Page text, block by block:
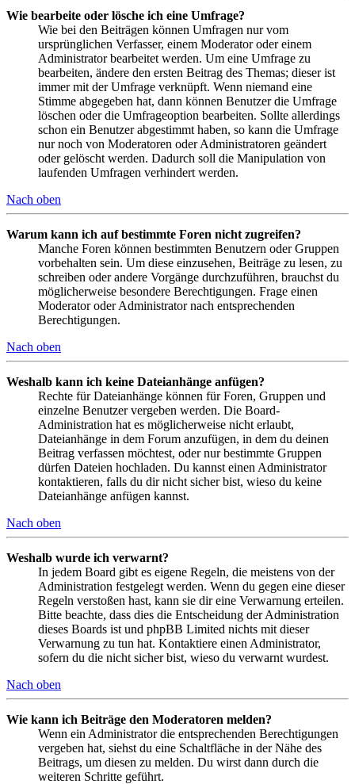
Wie bearbeite oder lösche ich eine Umfrage?
Wie bei den Beiträgen können Umfragen nur vom
ursprünglichen Verfasser, einem Moderator oder einem
Administrator bearbeitet werden. Um eine Umfrage zu
bearbeiten, ändere den ersten Beitrag des Themas; dieser ist
immer mit der Umfrage verknüpft. Wenn niemand eine
Stimme abgegeben hat, dann können Benutzer die Umfrage
löschen oder die Umfrageoption bearbeiten. Sollte allerdings
schon ein Benutzer abgestimmt haben, so kann die Umfrage
nur noch von Moderatoren oder Administratoren geändert
oder gelöscht werden. Dadurch soll die Manipulation von
laufenden Umfragen verhindert werden.
Nach oben
Warum kann ich auf bestimmte Foren nicht zugreifen?
Manche Foren können bestimmten Benutzern oder Gruppen
vorbehalten sein. Um diese einzusehen, Beiträge zu lesen, zu
schreiben oder andere Vorgänge durchzuführen, brauchst du
möglicherweise besondere Berechtigungen. Frage einen
Moderator oder Administrator nach entsprechenden
Berechtigungen.
Nach oben
Weshalb kann ich keine Dateianhänge anfügen?
Rechte für Dateianhänge können für Foren, Gruppen und
einzelne Benutzer vergeben werden. Die Board-
Administration hat es möglicherweise nicht erlaubt,
Dateianhänge in dem Forum anzufügen, in dem du deinen
Beitrag verfassen möchtest, oder nur bestimmte Gruppen
dürfen Dateien hochladen. Du kannst einen Administrator
kontaktieren, falls du dir nicht sicher bist, wieso du keine
Dateianhänge anfügen kannst.
Nach oben
Weshalb wurde ich verwarnt?
In jedem Board gibt es eigene Regeln, die meistens von der
Administration festgelegt werden. Wenn du gegen eine dieser
Regeln verstoßen hast, kann sie dir eine Verwarnung erteilen.
Bitte beachte, dass dies die Entscheidung der Administration
dieses Boards ist und phpBB Limited nichts mit dieser
Verwarnung zu tun hat. Kontaktiere einen Administrator,
sofern du die nicht sicher bist, wieso du verwarnt wurdest.
Nach oben
Wie kann ich Beiträge den Moderatoren melden?
Wenn ein Administrator die entsprechenden Berechtigungen
vergeben hat, siehst du eine Schaltfläche in der Nähe des
Beitrags, um diesen zu melden. Du wirst dann durch die
weiteren Schritte geführt.